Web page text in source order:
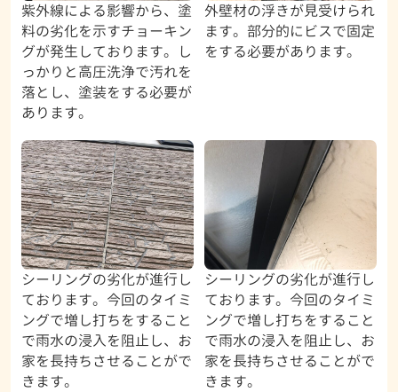
紫外線による影響から、塗
料の劣化を示すチョーキン
グが発生しております。し
っかりと高圧洗浄で汚れを
落とし、塗装をする必要が
あります。
外壁材の浮きが見受けられ
ます。部分的にビスで固定
をする必要があります。
シーリングの劣化が進行し
ております。今回のタイミ
ングで増し打ちをすること
で雨水の浸入を阻止し、お
家を長持ちさせることがで
きます。
シーリングの劣化が進行し
ております。今回のタイミ
ングで増し打ちをすること
で雨水の浸入を阻止し、お
家を長持ちさせることがで
きます。